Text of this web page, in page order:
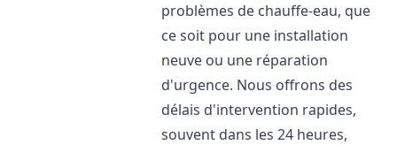
problèmes de chauffe-eau, que
ce soit pour une installation
neuve ou une réparation
d'urgence. Nous offrons des
délais d'intervention rapides,
souvent dans les 24 heures,